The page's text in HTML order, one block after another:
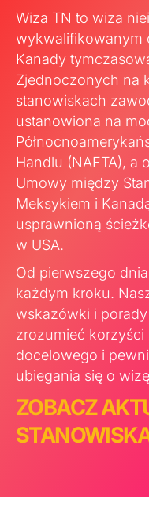
Wiza TN to wiza
wykwalifikowanym
Kanady
Zjednoczonych na
stanowiskach
ustanowiona na
Handlu (NAFTA), a
Umowy między
Meksykiem i
usprawnioną
w USA.
Od pierwszego
każdym kroku.
wskazówki i
zrozumieć korzyści
docelowego i
ubiegania się o
ZOBACZ